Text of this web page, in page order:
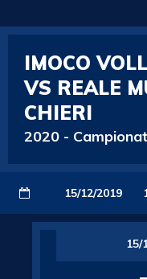
IMOCO
VS REALE
CHIERI
2020 -
15/12/2019
15/